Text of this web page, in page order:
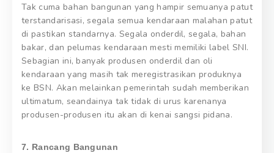
Tak cuma bahan bangunan yang hampir semuanya patut
terstandarisasi, segala semua kendaraan malahan patut
di pastikan standarnya. Segala onderdil, segala, bahan
bakar, dan pelumas kendaraan mesti memiliki label SNI.
Sebagian ini, banyak produsen onderdil dan oli
kendaraan yang masih tak meregistrasikan produknya
ke BSN. Akan melainkan pemerintah sudah memberikan
ultimatum, seandainya tak tidak di urus karenanya
produsen-produsen itu akan di kenai sangsi pidana.
7. Rancang Bangunan